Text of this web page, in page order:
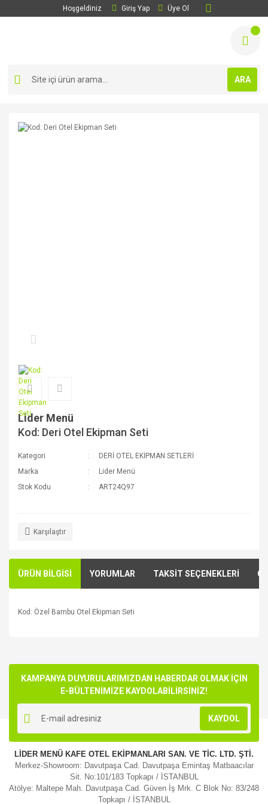
Hoşgeldiniz Giriş Yap Üye Ol
ARA
Lider Menü
Kod: Deri Otel Ekipman Seti
Kategori
DERİ OTEL EKİPMAN SETLERİ
Marka
Lider Menü
Stok Kodu
ART24Q97
Karşılaştır
ÜRÜN BİLGİSİ YORUMLAR TAKSİT SEÇENEKLERİ
Kod: Özel Bambu Otel Ekipman Seti
Yorum Yaz
kullanarak tarafımıza iletebilirsiniz.
Görüş ve önerileriniz için teşekkür ederiz.
Ürün resmi kalitesiz, bozuk veya görüntülenemiyor.
Ürün açıklamasında eksik bilgiler bulunuyor.
Ürün bilgilerinde hatalar bulunuyor.
Ürün fiyatı diğer sitelerden daha pahalı.
Bu ürüne benzer farklı alternatifler olmalı.
KAMPANYA DUYURULARIMIZDAN HABERDAR OLMAK İÇİN
E-BÜLTENİMİZE KAYDOLABİLİRSİNİZ!
KAYDOL
LİDER MENÜ KAFE OTEL EKİPMANLARI SAN. VE TİC. LTD. ŞTİ.
Merkez-Showroom: Davutpaşa Cad. Davutpaşa Emintaş Matbaacılar
Sit. No:101/183 Topkapı / İSTANBUL
Atölye: Maltepe Mah. Davutpaşa Cad. Güven İş Mrk. C Blok No: 83/248
Topkapı / İSTANBUL